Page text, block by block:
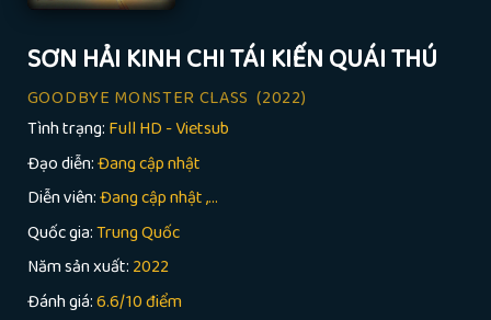
SƠN HẢI KINH CHI TÁI KIẾN QUÁI THÚ
GOODBYE MONSTER CLASS (2022)
Tình trạng: Full HD - Vietsub
Đạo diễn:Đang cập nhật
Diễn viên:Đang cập nhật ,...
Quốc gia:Trung Quốc
Năm sản xuất: 2022
Đánh giá:6.6/10 điểm